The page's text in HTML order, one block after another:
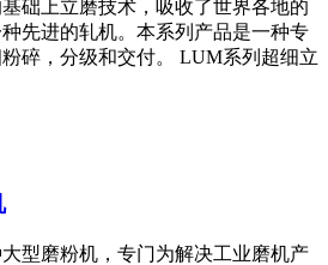
础上立磨技术，吸收了世界各地的
先进的轧机。本系列产品是一种专
碎，分级和交付。 LUM系列超细立
型磨粉机，专门为解决工业磨机产